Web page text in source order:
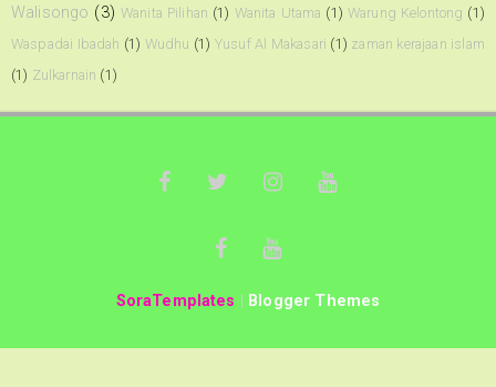
Walisongo (3) Wanita Pilihan (1) Wanita Utama (1) Warung Kelontong (1)
Waspadai Ibadah (1) Wudhu (1) Yusuf Al Makasari (1) zaman kerajaan islam
(1) Zulkarnain (1)
SoraTemplates Blogger Themes